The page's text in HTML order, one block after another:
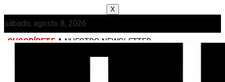
X
sábado, agosto 8, 2026
SUSCRÍBETE A NUESTRO NEWSLETTER